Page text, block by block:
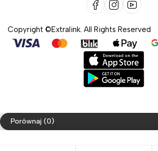
Copyright ©Extralink. All Rights Reserved
Porównaj (0)